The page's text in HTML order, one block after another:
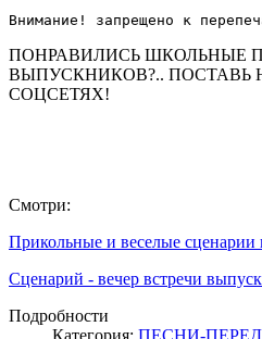
Внимание! запрещено к
ПОНРАВИЛИСЬ ШКОЛЬНЫЕ
ВЫПУСКНИКОВ?.. ПОСТАВЬ
СОЦСЕТЯХ!
Смотри:
Прикольные и веселые сценарии
Сценарий - вечер встречи
Подробности